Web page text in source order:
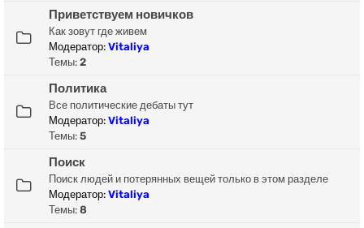
Приветствуем новичков
Как зовут где живем
Модератор: Vitaliya
Темы: 2
Политика
Все политические дебаты тут
Модератор: Vitaliya
Темы: 5
Поиск
Поиск людей и потерянных вещей только в этом разделе
Модератор: Vitaliya
Темы: 8